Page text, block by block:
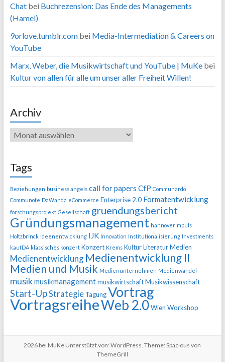
Chatbei Buchrezension: Das Ende des Managements
(Hamel)
9orlove.tumblr.combei Media-Intermediation & Careers on
YouTube
Marx, Weber, die Musikwirtschaft und YouTube | MuKebei
Kultur von allen für alle um unser aller Freiheit Willen!
Archiv
Tags
Beziehungen business angels call for papers CfP Communardo
Communote DaWanda eCommerce Enterprise 2.0 Formatentwicklung
forschungsprojekt Gesellschaft gruendungsbericht
Gründungsmanagement hannoverimpuls
Holtzbrinck Ideenentwicklung IJK Innovation Institutionalisierung Investments
kaufDA klassisches konzert Konzert Krems Kultur Literatur Medien
Medienentwicklung Medienentwicklung II
Medien und Musik Medienunternehmen Medienwandel
musikmusikmanagement musikwirtschaft Musikwissenschaft
Start-UpStrategie Tagung Vortrag
VortragsreiheWeb 2.0 Wien Workshop
2026 bei MuKe Unterstützt von:WordPress . Theme: Spacious von
ThemeGrill